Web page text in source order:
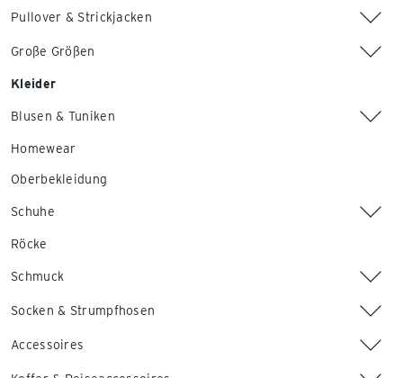
Pullover & Strickjacken
Große Größen
Kleider
Blusen & Tuniken
Homewear
Oberbekleidung
Schuhe
Röcke
Schmuck
Socken & Strumpfhosen
Accessoires